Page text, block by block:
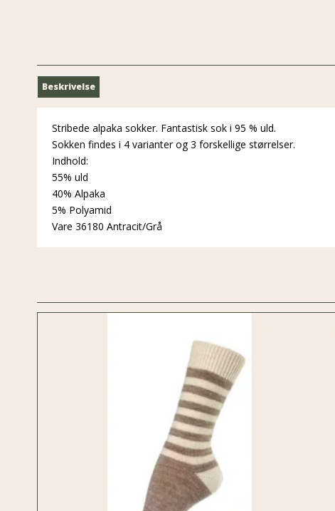
Beskrivelse
Stribede alpaka sokker. Fantastisk sok i 95 % uld.
Sokken findes i 4 varianter og 3 forskellige størrelser.
Indhold:
55% uld
40% Alpaka
5% Polyamid
Vare 36180 Antracit/Grå